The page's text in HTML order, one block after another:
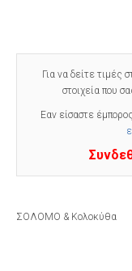
Για να δείτε τιμές
στοιχεία που
Εαν είσαστε
ΣΟΛΟΜΟ & Κολοκύθα